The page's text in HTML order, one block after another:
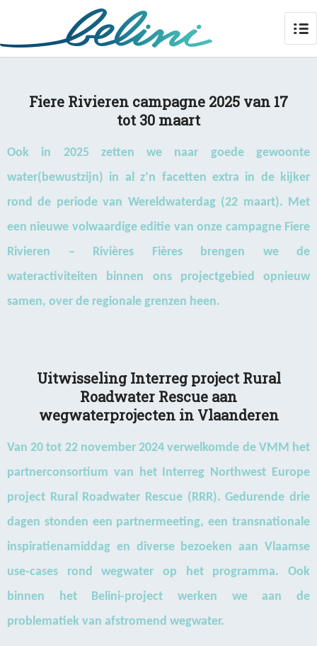
Fiere Rivieren campagne 2025 van 17
tot 30 maart
Ook in 2025 zetten we naar goede gewoonte
water(bewustzijn) in al z’n facetten extra in de kijker
rond de periode van Wereldwaterdag (22 maart). Met
een nieuwe volwaardige editie van onze campagne Fiere
Rivieren – Rivières Fières brengen we de
wateractiviteiten binnen ons projectgebied opnieuw
samen, over de regionale grenzen heen.
Uitwisseling Interreg project Rural
Roadwater Rescue aan
wegwaterprojecten in Vlaanderen
Van 20 tot 22 november 2024 verwelkomde de VMM het
partnerconsortium van het Interreg Northwest Europe
project Rural Roadwater Rescue (RRR). Gedurende drie
dagen stonden een partnermeeting, een transnationale
inspiratienamiddag en diverse bezoeken aan Vlaamse
use-cases rond wegwater op het programma. Ook
binnen het Belini-project werken we aan de
problematiek van afstromend wegwater.